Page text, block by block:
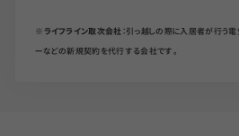
※ライフライン取次会社：引っ越しの際に入居者が行う
ーなどの新規契約を代行する会社です。